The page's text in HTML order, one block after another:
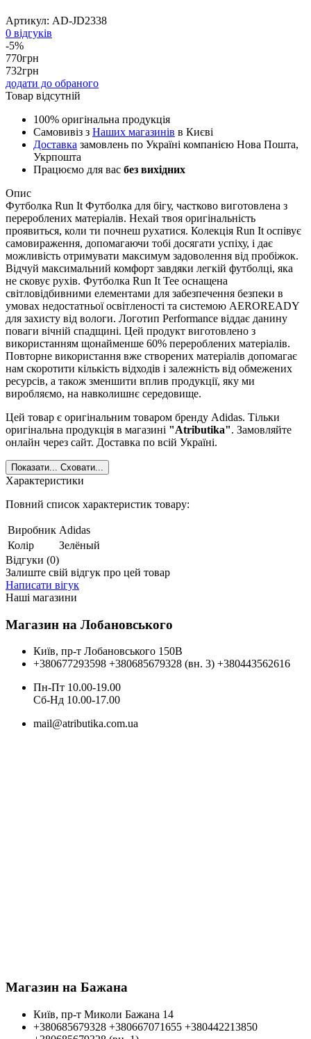
Артикул: AD-JD2338
0 відгуків
-5%
770грн
732грн
додати до обраного
Товар відсутній
100% оригінальна продукція
Самовивіз з Наших магазинів в Києві
Доставка замовлень по Україні компанією Нова Пошта,
Укрпошта
Працюємо для вас без вихідних
Опис
Футболка Run It Футболка для бігу, частково виготовлена з
перероблених матеріалів. Нехай твоя оригінальність
проявиться, коли ти почнеш рухатися. Колекція Run It оспівує
самовираження, допомагаючи тобі досягати успіху, і дає
можливість отримувати максимум задоволення від пробіжок.
Відчуй максимальний комфорт завдяки легкій футболці, яка
не сковує рухів. Футболка Run It Tee оснащена
світловідбивними елементами для забезпечення безпеки в
умовах недостатньої освітленості та системою AEROREADY
для захисту від вологи. Логотип Performance віддає данину
поваги вічній спадщині. Цей продукт виготовлено з
використанням щонайменше 60% перероблених матеріалів.
Повторне використання вже створених матеріалів допомагає
нам скоротити кількість відходів і залежність від обмежених
ресурсів, а також зменшити вплив продукції, яку ми
виробляємо, на навколишнє середовище.
Цей товар є оригінальним товаром бренду Adidas. Тільки
оригінальна продукція в магазині "Atributika". Замовляйте
онлайн через сайт. Доставка по всій Україні.
Показати... Сховати...
Характеристики
Повний список характеристик товару:
Виробник Adidas
Колір
Зелёный
Відгуки (0)
Залиште свій відгук про цей товар
Написати вігук
Наші магазини
Магазин на Лобановського
Київ, пр-т Лобановського 150В
+380677293598 +380685679328 (вн. 3) +380443562616
Пн-Пт 10.00-19.00
Cб-Нд 10.00-17.00
mail@atributika.com.ua
Магазин на Бажана
Київ, пр-т Миколи Бажана 14
+380685679328 +380667071655 +380442213850